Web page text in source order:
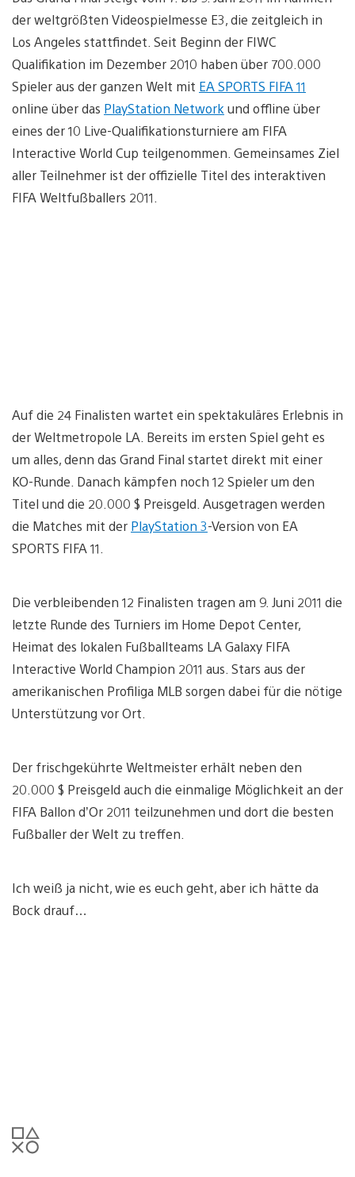
der weltgrößten Videospielmesse E3, die zeitgleich in
Los Angeles stattfindet. Seit Beginn der FIWC
Qualifikation im Dezember 2010 haben über 700.000
Spieler aus der ganzen Welt mit EA SPORTS FIFA 11
online über das PlayStation Network und offline über
eines der 10 Live-Qualifikationsturniere am FIFA
Interactive World Cup teilgenommen. Gemeinsames Ziel
aller Teilnehmer ist der offizielle Titel des interaktiven
FIFA Weltfußballers 2011.
Auf die 24 Finalisten wartet ein spektakuläres Erlebnis in
der Weltmetropole LA. Bereits im ersten Spiel geht es
um alles, denn das Grand Final startet direkt mit einer
KO-Runde. Danach kämpfen noch 12 Spieler um den
Titel und die 20.000 $ Preisgeld. Ausgetragen werden
die Matches mit der PlayStation 3-Version von EA
SPORTS FIFA 11.
Die verbleibenden 12 Finalisten tragen am 9. Juni 2011 die
letzte Runde des Turniers im Home Depot Center,
Heimat des lokalen Fußballteams LA Galaxy FIFA
Interactive World Champion 2011 aus. Stars aus der
amerikanischen Profiliga MLB sorgen dabei für die nötige
Unterstützung vor Ort.
Der frischgekührte Weltmeister erhält neben den
20.000 $ Preisgeld auch die einmalige Möglichkeit an der
FIFA Ballon d’Or 2011 teilzunehmen und dort die besten
Fußballer der Welt zu treffen.
Ich weiß ja nicht, wie es euch geht, aber ich hätte da
Bock drauf…